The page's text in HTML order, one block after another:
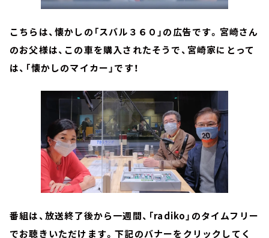
こちらは、懐かしの「スバル３６０」の広告です。宮崎さん
のお父様は、この車を購入されたそうで、宮崎家にとって
は、「懐かしのマイカー」です！
番組は、放送終了後から一週間、「radiko」のタイムフリー
でお聴きいただけます。下記のバナーをクリックしてく